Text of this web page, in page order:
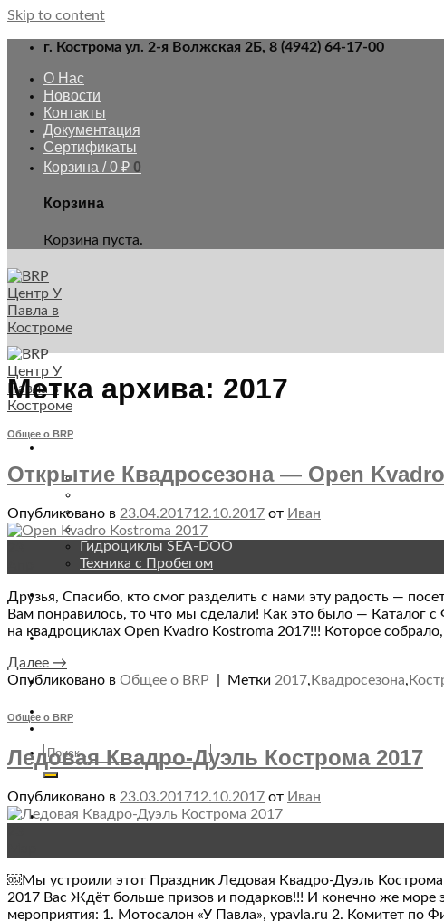
Skip to content
г. Кострома ул. 2-я Волжская 2Б, 8 (4942) 64-17-00
О Нас
Новости
Контакты
Документация
Сертификаты
Корзина /0 ₽ 0
Корзина
Корзина пуста.
Квадроциклы CAN-AM
Снегоходы SKI-DOO
Снегоходы LYNX
Гидроциклы SEA-DOO
Техника с Пробегом
Аксессуары
Запчасти
Сервис
Метка архива: 2017
Общее о BRP
Открытие Квадросезона — Open
Опубликовано в 23.04.201712.10.2017 от Иван
Друзья, Спасибо, кто смог разделить с нами эту радость —
Вам понравилось, то что мы сделали! Как это было — Каталог
на квадроциклах Open Kvadro Kostroma 2017!!! Которое
Далее →
Опубликовано в Общее о BRP Метки 2017, Квадросезона,
Общее о BRP
Ледовая Квадро-Дуэль Кострома 2017
Опубликовано в 23.03.201712.10.2017 от Иван
￼Мы устроили этот Праздник Ледовая Квадро-Дуэль
2017 Вас Ждёт больше призов и подарков!!! И конечно же
мероприятия: 1. Мотосалон «У Павла», ypavla.ru 2. Комитет по